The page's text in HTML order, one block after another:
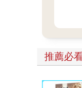
推薦必